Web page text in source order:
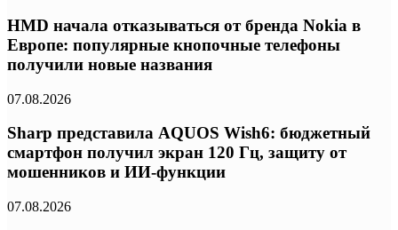
HMD начала отказываться от бренда Nokia в
Европе: популярные кнопочные телефоны
получили новые названия
07.08.2026
Sharp представила AQUOS Wish6: бюджетный
смартфон получил экран 120 Гц, защиту от
мошенников и ИИ-функции
07.08.2026